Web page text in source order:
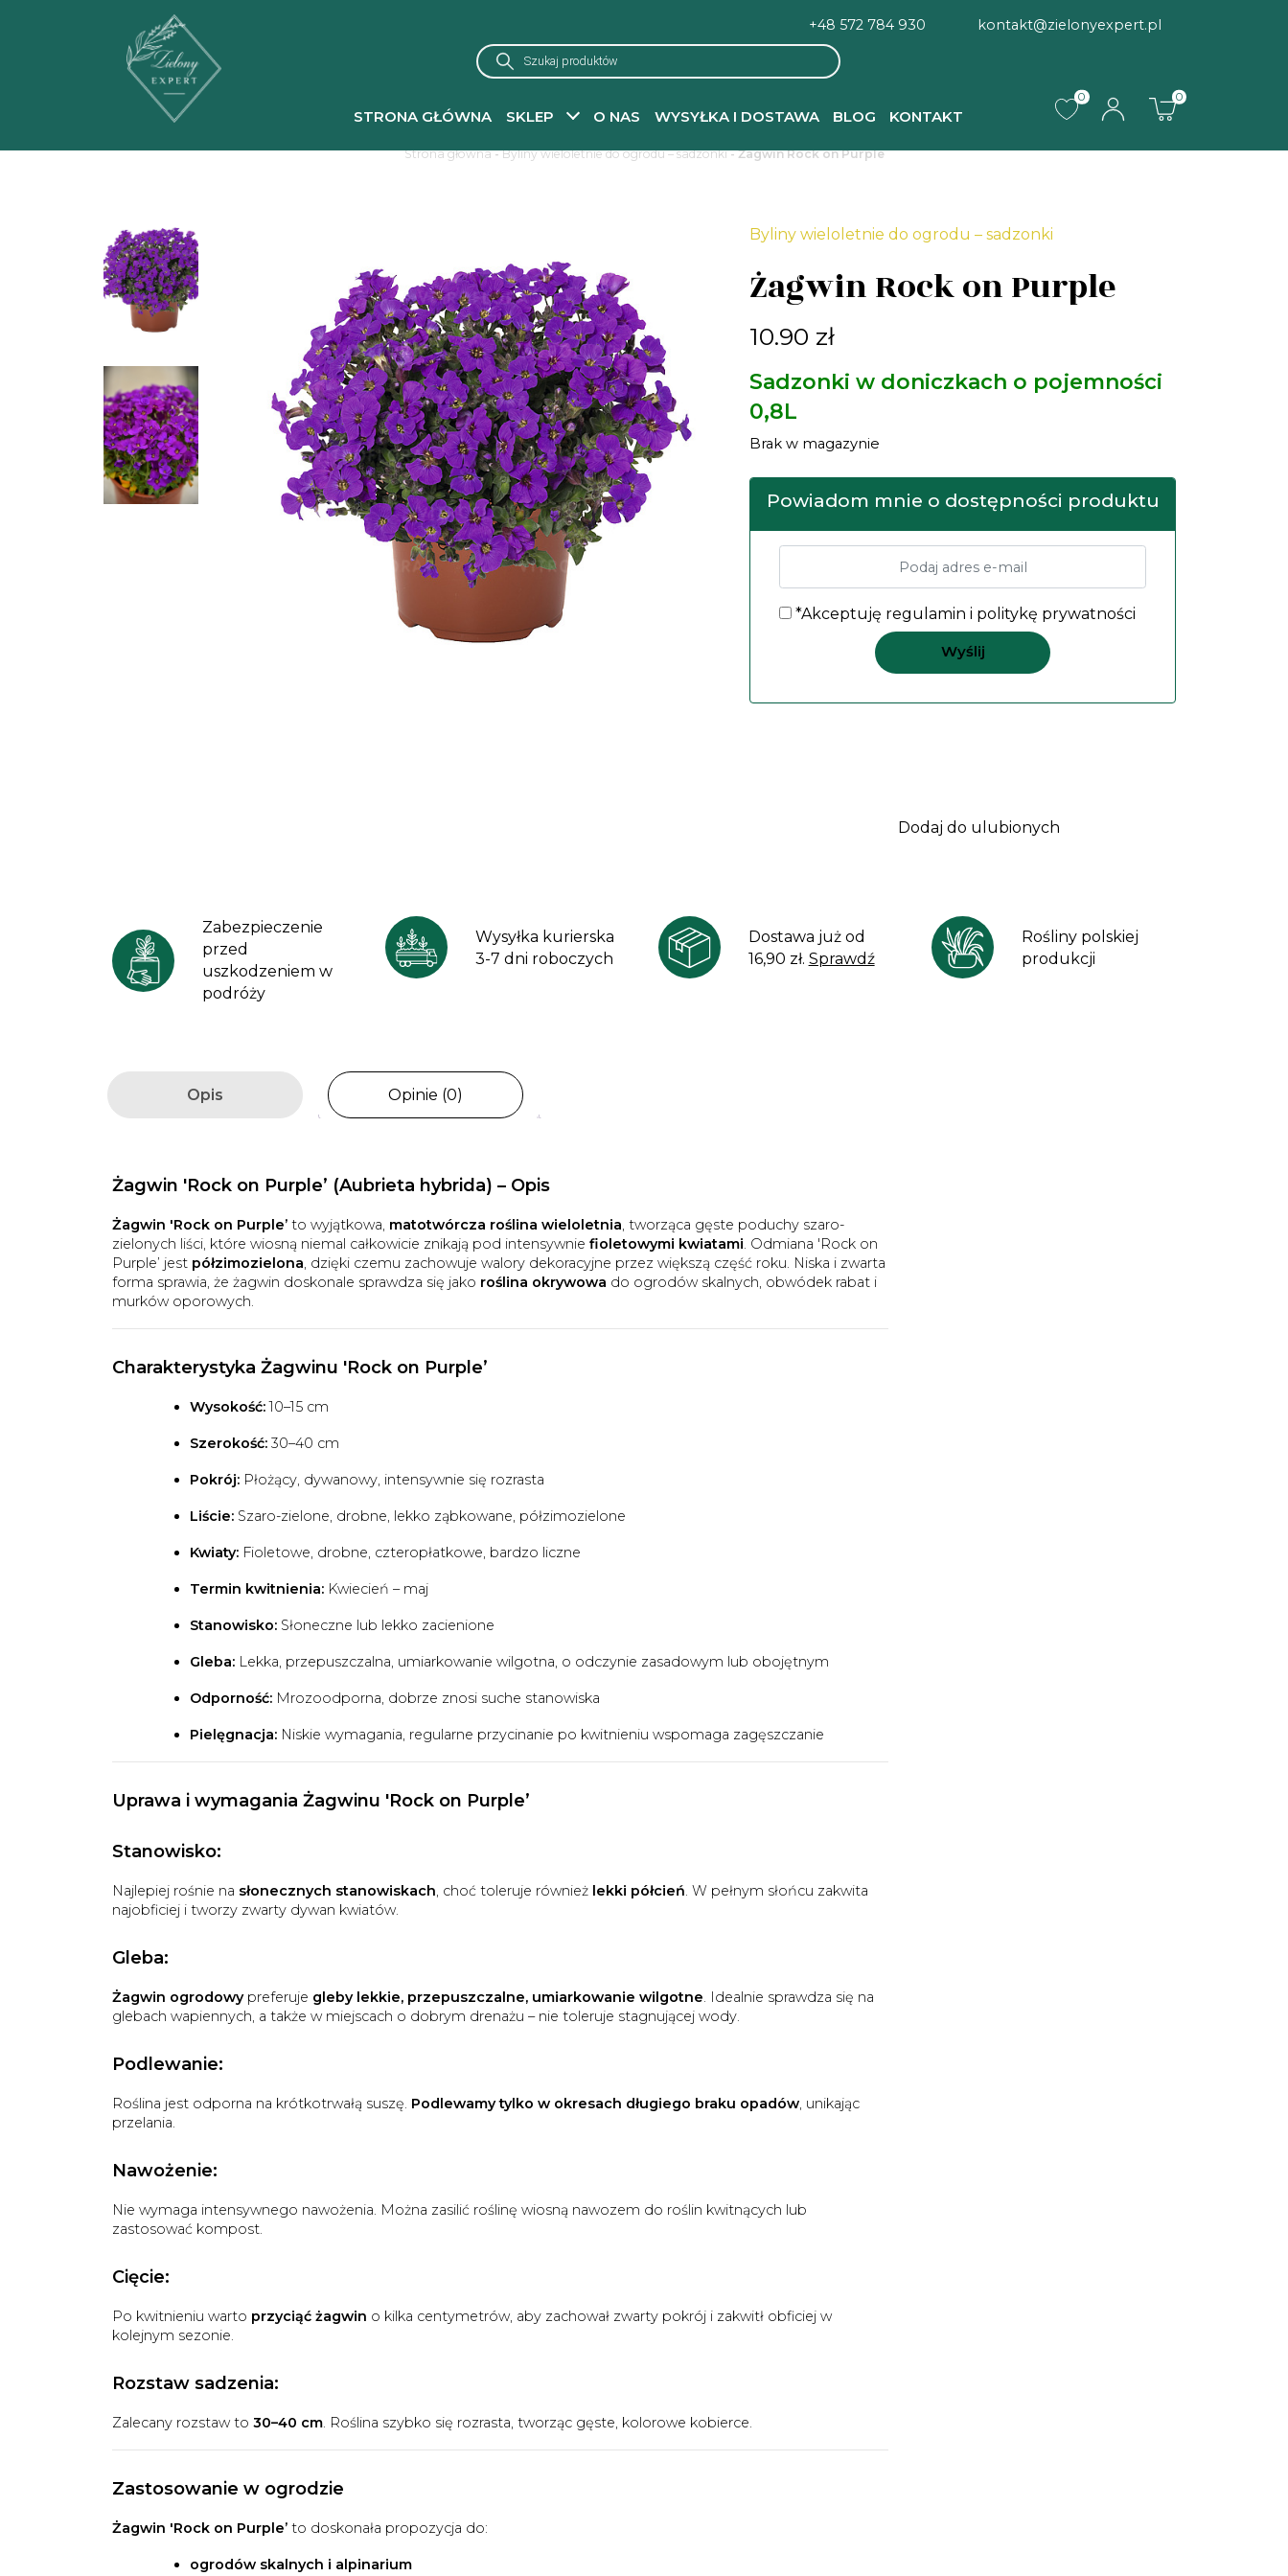
+48 572 784 930
kontakt@zielonyexpert.pl
Wyszukiwarka
produktów
STRONA GŁÓWNA SKLEP O NAS WYSYŁKA I DOSTAWA BLOG KONTAKT
0 0
Strona główna-Byliny wieloletnie do ogrodu – sadzonki- Żagwin Rock on Purple
Byliny wieloletnie do ogrodu – sadzonki
Żagwin Rock on Purple
10.90 zł
Sadzonki w doniczkach o pojemności
0,8L
Brak w magazynie
Powiadom mnie o dostępności produktu
*Akceptuję regulamin i politykę prywatności
Dodaj do ulubionych
Zabezpieczenie
przed
uszkodzeniem w
podróży
Wysyłka kurierska
3-7 dni roboczych
Dostawa już od
16,90 zł. Sprawdź
Rośliny polskiej
produkcji
Opis Opinie (0)
Żagwin 'Rock on Purple’ (Aubrieta hybrida) – Opis
Żagwin 'Rock on Purple’ to wyjątkowa, matotwórcza roślina wieloletnia, tworząca gęste poduchy szaro-
zielonych liści, które wiosną niemal całkowicie znikają pod intensywnie fioletowymi kwiatami. Odmiana 'Rock on
Purple’ jest półzimozielona, dzięki czemu zachowuje walory dekoracyjne przez większą część roku. Niska i zwarta
forma sprawia, że żagwin doskonale sprawdza się jako roślina okrywowa do ogrodów skalnych, obwódek rabat i
murków oporowych.
Charakterystyka Żagwinu 'Rock on Purple’
Wysokość:10–15 cm
Szerokość: 30–40 cm
Pokrój: Płożący, dywanowy, intensywnie się rozrasta
Liście: Szaro-zielone, drobne, lekko ząbkowane, półzimozielone
Kwiaty: Fioletowe, drobne, czteropłatkowe, bardzo liczne
Termin kwitnienia: Kwiecień – maj
Stanowisko: Słoneczne lub lekko zacienione
Gleba: Lekka, przepuszczalna, umiarkowanie wilgotna, o odczynie zasadowym lub obojętnym
Odporność: Mrozoodporna, dobrze znosi suche stanowiska
Pielęgnacja: Niskie wymagania, regularne przycinanie po kwitnieniu wspomaga zagęszczanie
Uprawa i wymagania Żagwinu 'Rock on Purple’
Stanowisko:
Najlepiej rośnie na słonecznych stanowiskach, choć toleruje również lekki półcień. W pełnym słońcu zakwita
najobficiej i tworzy zwarty dywan kwiatów.
Gleba:
Żagwin ogrodowypreferuje gleby lekkie, przepuszczalne, umiarkowanie wilgotne. Idealnie sprawdza się na
glebach wapiennych, a także w miejscach o dobrym drenażu – nie toleruje stagnującej wody.
Podlewanie:
Roślina jest odporna na krótkotrwałą suszę. Podlewamy tylko w okresach długiego braku opadów, unikając
przelania.
Nawożenie:
Nie wymaga intensywnego nawożenia. Można zasilić roślinę wiosną nawozem do roślin kwitnących lub
zastosować kompost.
Cięcie:
Po kwitnieniu warto przyciąć żagwin o kilka centymetrów, aby zachował zwarty pokrój i zakwitł obficiej w
kolejnym sezonie.
Rozstaw sadzenia:
Zalecany rozstaw to 30–40 cm. Roślina szybko się rozrasta, tworząc gęste, kolorowe kobierce.
Zastosowanie w ogrodzie
Żagwin 'Rock on Purple’ to doskonała propozycja do:
ogrodów skalnych i alpinarium